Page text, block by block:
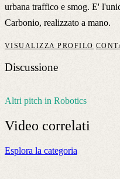
urbana traffico e smog. E'
Carbonio, realizzato a mano.
VISUALIZZA PROFILO
Discussione
Altri pitch in Robotics
Video correlati
Esplora la categoria